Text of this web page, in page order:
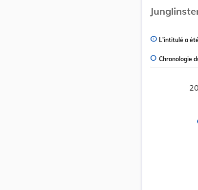
L'intitulé a
Chronologie